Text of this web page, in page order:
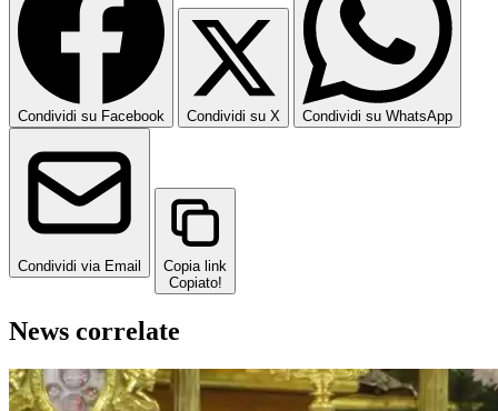
Condividi su Facebook Condividi su X Condividi su WhatsApp
Condividi via Email
Copia link
Copiato!
News correlate